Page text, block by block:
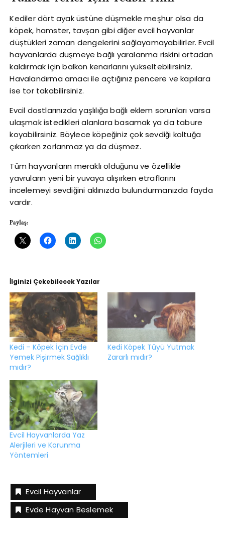
Kediler dört ayak üstüne düşmekle meşhur olsa da
köpek, hamster, tavşan gibi diğer evcil hayvanlar
düştükleri zaman dengelerini sağlayamayabilirler. Evcil
hayvanlarda düşmeye bağlı yaralanma riskini ortadan
kaldırmak için balkon kenarlarını yükseltebilirsiniz.
Havalandırma amacı ile açtığınız pencere ve kapılara
ise tor takabilirsiniz.
Evcil dostlarınızda yaşlılığa bağlı eklem sorunları varsa
ulaşmak istedikleri alanlara basamak ya da tabure
koyabilirsiniz. Böylece köpeğiniz çok sevdiği koltuğa
çıkarken zorlanmaz ya da düşmez.
Tüm hayvanların meraklı olduğunu ve özellikle
yavruların yeni bir yuvaya alışırken etraflarını
incelemeyi sevdiğini aklınızda bulundurmanızda fayda
vardır.
Paylaş:
İlginizi Çekebilecek Yazılar
Kedi – Köpek İçin Evde
Yemek Pişirmek Sağlıklı
mıdır?
Kedi Köpek Tüyü Yutmak
Zararlı mıdır?
Evcil Hayvanlarda Yaz
Alerjileri ve Korunma
Yöntemleri
Evcil Hayvanlar
Evde Hayvan Beslemek